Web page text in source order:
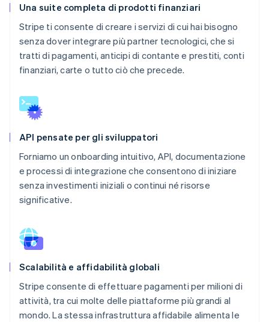
Una suite completa di prodotti finanziari
Stripe ti consente di creare i servizi di cui hai bisogno
senza dover integrare più partner tecnologici, che si
tratti di pagamenti, anticipi di contante e prestiti, conti
finanziari, carte o tutto ciò che precede.
API pensate per gli sviluppatori
Forniamo un onboarding intuitivo, API, documentazione
e processi di integrazione che consentono di iniziare
senza investimenti iniziali o continui né risorse
significative.
Scalabilità e affidabilità globali
Stripe consente di effettuare pagamenti per milioni di
attività, tra cui molte delle piattaforme più grandi al
mondo. La stessa infrastruttura affidabile alimenta le